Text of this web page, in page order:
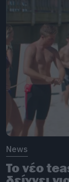
News
To νέο